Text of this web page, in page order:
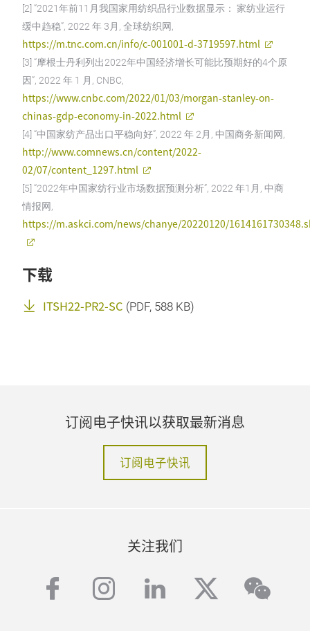
[2] “2021年前11月我国家用纺织品行业数据显示： 家纺业运行
缓中趋稳”, 2022 年 3月, 全球纺织网,
https://m.tnc.com.cn/info/c-001001-d-3719597.html
[3] “摩根士丹利列出2022年中国经济增长可能比预期好的4个原
因”, 2022 年 1 月, CNBC,
https://www.cnbc.com/2022/01/03/morgan-stanley-on-
chinas-gdp-economy-in-2022.html
[4] “中国家纺产品出口平稳向好”, 2022 年 2月, 中国商务新闻网,
http://www.comnews.cn/content/2022-
02/07/content_1297.html
[5] “2022年中国家纺行业市场数据预测分析”, 2022 年1月, 中商
情报网,
https://m.askci.com/news/chanye/20220120/
下载
ITSH22-PR2-SC (PDF, 588 KB)
订阅电子快讯以获取最新消息
订阅电子快讯
关注我们
facebook
instagram
linkedintwitter